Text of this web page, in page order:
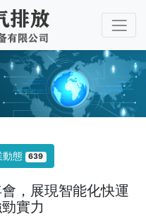
動態 639
，展現智能化快運
實力